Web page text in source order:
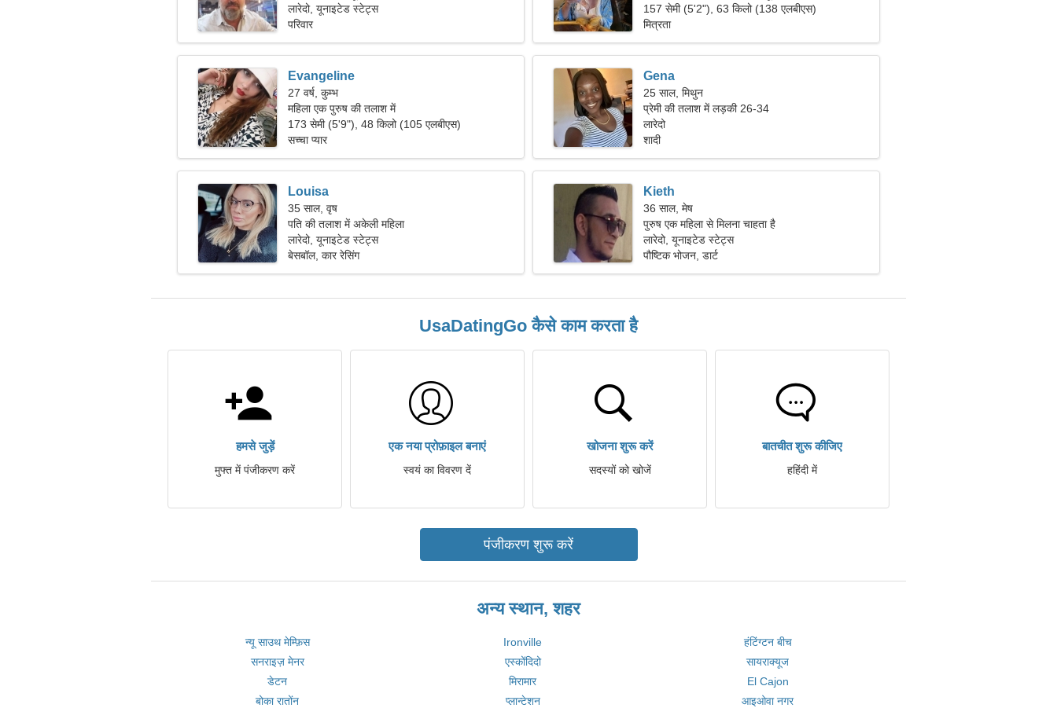
लारेदो, यूनाइटेड स्टेट्स
परिवार
157 सेमी (5'2"), 63 किलो (138 एलबीएस)
मित्रता
Evangeline
27 वर्ष, कुम्भ
महिला एक पुरुष की तलाश में
173 सेमी (5'9"), 48 किलो (105 एलबीएस)
सच्चा प्यार
Gena
25 साल, मिथुन
प्रेमी की तलाश में लड़की 26-34
लारेदो
शादी
Louisa
35 साल, वृष
पति की तलाश में अकेली महिला
लारेदो, यूनाइटेड स्टेट्स
बेसबॉल, कार रेसिंग
Kieth
36 साल, मेष
पुरुष एक महिला से मिलना चाहता है
लारेदो, यूनाइटेड स्टेट्स
पौष्टिक भोजन, डार्ट
UsaDatingGo कैसे काम करता है
हमसे जुड़ें
मुफ्त में पंजीकरण करें
एक नया प्रोफ़ाइल बनाएं
स्वयं का विवरण दें
खोजना शुरू करें
सदस्यों को खोजें
बातचीत शुरू कीजिए
हहिंदी में
पंजीकरण शुरू करें
अन्य स्थान, शहर
न्यू साउथ मेम्फ़िस Ironville
हंटिंग्टन बीच
सनराइज़ मेनर
एस्कोंदिदो
सायराक्यूज
डेटन
मिरामार
El Cajon
बोका रातोंन
प्लान्टेशन आइओवा नगर